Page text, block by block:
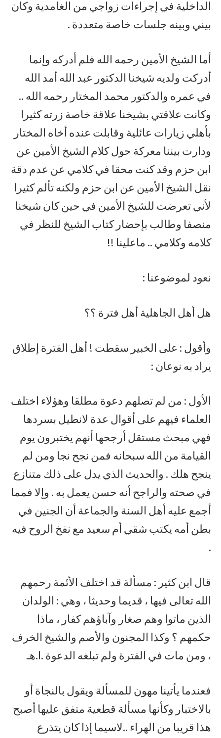
الداخلية في إجراءات زواجي من الغامدية وكان
بيني وبينه جلسات خاصة متعددة .
أما الشيخ الأمين رحمه الله فلم أدركه وإنما
أدركت ولديه شيخنا الدكتور عبد الله أمد الله
في عمره والدكتور محمد المختار رحمه الله ..
وكانت علاقتي بشيخنا علاقة خاصة زرته كثيرا
بأهلي زيارات عائلية وقابلت عنده أخاه المختار
ودارت بيننا معركة حول كلام الشيخ الأمين عن
ابن حزم وقد كنت محقا في كلامي عن عدم دقة
نقل الشيخ الأمين عن ابن حزم ولكنه تألم كثيرا
لأني تعرضت للشيخ الأمين في حين كان شيخنا
منصفا وطالب بإحضار كتاب الشيخ للنظر في
كلامه وكلامي .. ماعلينا !!
نعود لموضوعنا :
هل أهل الجاهلية أهل فترة ؟؟
وأقول : على الخبير سقطت ! أهل الفترة إطلاق
يراد به نوعان :
الأول : من لم تصلهم دعوة مطلقا وهؤلاء اختلف
العلماء فيهم على أقوال عدة لانطيل بسردها
فهي مبحث مستقل أرجحها أنهم يختبرون يوم
القيامة من الله سبحانه فمن نجح نجا ومن لم
ينجح هلك . والحديث الذي يدل على ذلك متنازع
في صحته والراجح أنه حسن يعمل به . وإلا فمما
أجمع عليه أهل السنة والجماعة أن الجنين في
بطن أمه يكتب شقي أم سعيد مع نفخ الروح فيه
.
قال ابن كثير : مسألة قد اختلف الأئمة رحمهم
الله تعالى فيها ، قديما وحديثا ، وهي : الولدان
الذين ماتوا وهم صغار وآباؤهم كفار ، ماذا
حكمهم ؟ وكذا المجنون والأصم والشيخ الخرف
، ومن مات في الفترة ولم تبلغه الدعوة .ا.هـ
فعندما يأتينا مهون للمسألة ويقول بالنجاة أو
بالاختبار وكأنها مسألة قطعية متفق عليها أصبح
هذا قريبا من الهراء ..لاسيما إذا كان يتذرع